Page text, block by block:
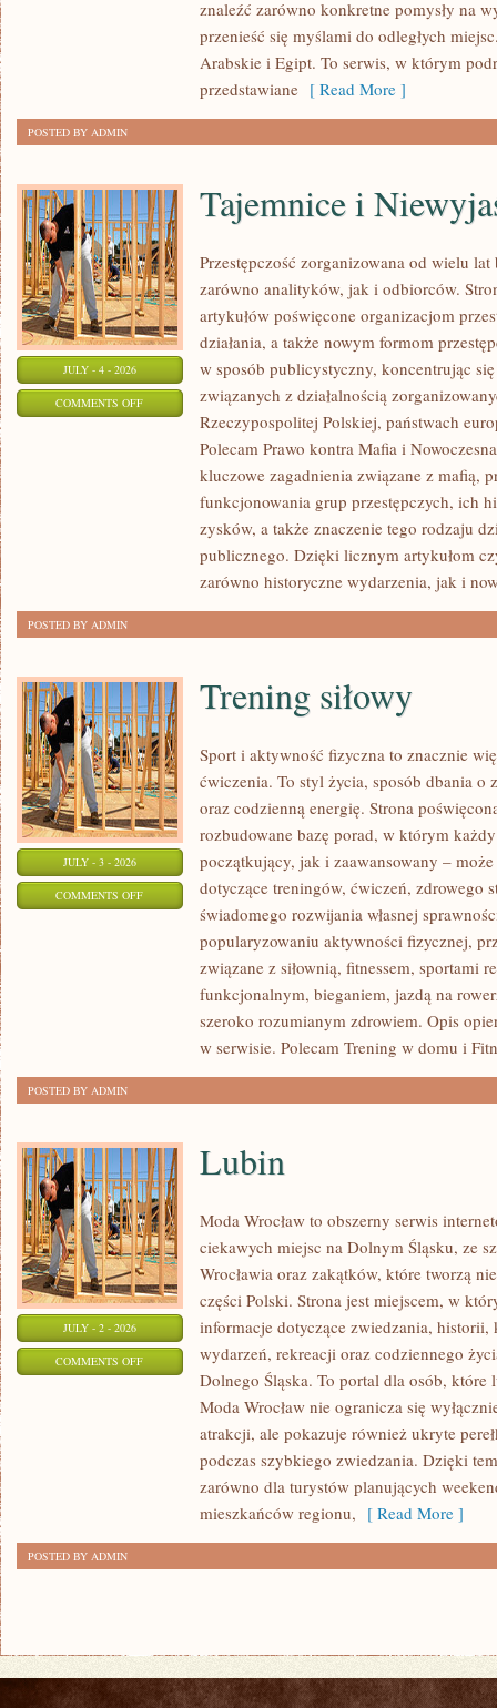
znaleźć zarówno konkretne pomysły na
przenieść się myślami do odległych
Arabskie i Egipt. To serwis, w którym
przedstawiane [ Read More ]
POSTED BY ADMIN
JULY - 4 - 2026
COMMENTS OFFON
TAJEMNICE
NIEWYJAŚNIONE
Tajemnice i
Przestępczość zorganizowana od wielu
zarówno analityków, jak i odbiorców.
artykułów poświęcone organizacjom
działania, a także nowym formom
w sposób publicystyczny, koncentrując
związanych z działalnością
Rzeczypospolitej Polskiej, państwach
Polecam Prawo kontra Mafia i
kluczowe zagadnienia związane z mafią,
funkcjonowania grup przestępczych, ich
zysków, a także znaczenie tego rodzaju
publicznego. Dzięki licznym artykułom
zarówno historyczne wydarzenia, jak i
POSTED BY ADMIN
JULY - 3 - 2026
COMMENTS OFFON
Trening siłowy
Sport i aktywność fizyczna to znacznie
ćwiczenia. To styl życia, sposób dbania o
oraz codzienną energię. Strona
rozbudowane bazę porad, w którym
początkujący, jak i zaawansowany –
dotyczące treningów, ćwiczeń, zdrowego
świadomego rozwijania własnej
popularyzowaniu aktywności fizycznej,
związane z siłownią, fitnessem, sportami
funkcjonalnym, bieganiem, jazdą na
szeroko rozumianym zdrowiem. Opis
w serwisie. Polecam Trening w domu i
POSTED BY ADMIN
JULY - 2 - 2026
COMMENTS OFFON
Lubin
Moda Wrocław to obszerny serwis
ciekawych miejsc na Dolnym Śląsku, ze
Wrocławia oraz zakątków, które tworzą
części Polski. Strona jest miejscem, w
informacje dotyczące zwiedzania,
wydarzeń, rekreacji oraz codziennego
Dolnego Śląska. To portal dla osób,
Moda Wrocław nie ogranicza się
atrakcji, ale pokazuje również ukryte
podczas szybkiego zwiedzania. Dzięki
zarówno dla turystów planujących
mieszkańców regionu, [ Read More ]
POSTED BY ADMIN